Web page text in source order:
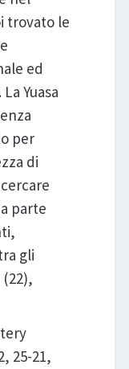
trovato le
ed
Yuasa
per
di
parte
gli
25-21,